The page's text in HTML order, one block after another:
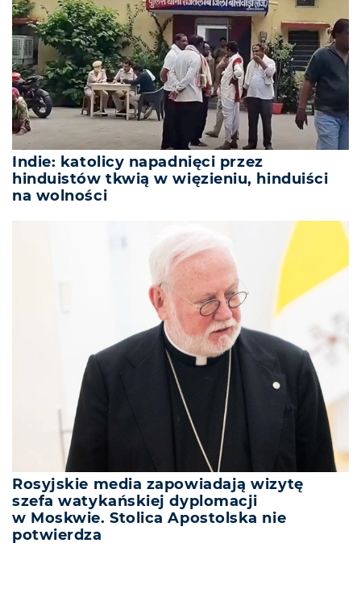
Indie: katolicy napadnięci przez
hinduistów tkwią w więzieniu, hinduiści
na wolności
Rosyjskie media zapowiadają wizytę
szefa watykańskiej dyplomacji
w Moskwie. Stolica Apostolska nie
potwierdza